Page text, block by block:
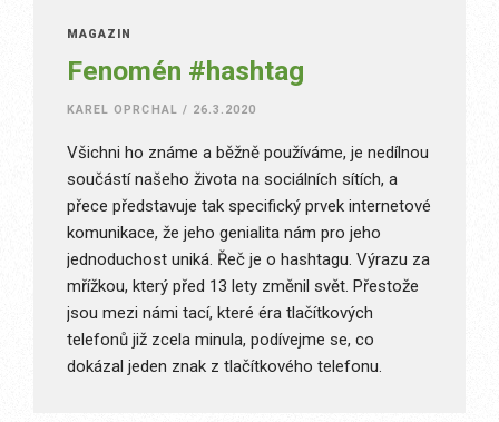
MAGAZÍN
Fenomén #hashtag
KAREL OPRCHAL / 26.3.2020
Všichni ho známe a běžně používáme, je nedílnou
součástí našeho života na sociálních sítích, a
přece představuje tak specifický prvek internetové
komunikace, že jeho genialita nám pro jeho
jednoduchost uniká. Řeč je o hashtagu. Výrazu za
mřížkou, který před 13 lety změnil svět. Přestože
jsou mezi námi tací, které éra tlačítkových
telefonů již zcela minula, podívejme se, co
dokázal jeden znak z tlačítkového telefonu.